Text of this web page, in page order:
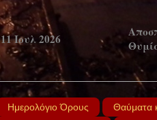
11 Ιουλ 2026
7 Ιουλ 2026
Ημερολόγιο Όρους Θαύματα